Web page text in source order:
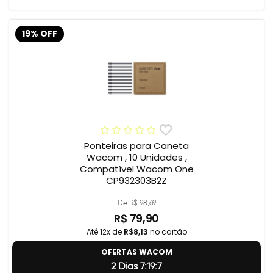
19% OFF
Ponteiras para Caneta
Wacom , 10 Unidades ,
Compatível Wacom One
CP932303B2Z
De R$ 98,69
R$ 79,90
Até 12x de R$8,13 no cartão
OFERTAS WACOM
2 Dias 7:19:5